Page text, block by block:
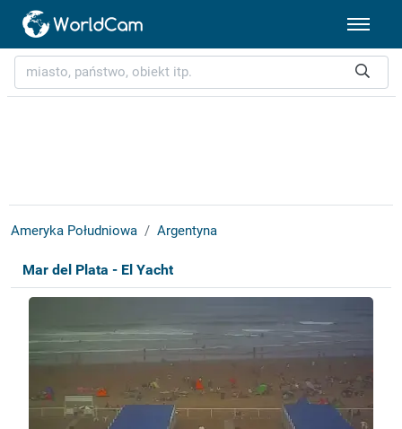
Ameryka Południowa Argentyna
Mar del Plata - El Yacht